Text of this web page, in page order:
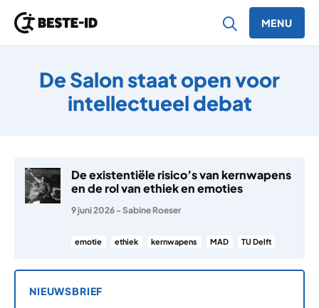
MENU
De Salon staat open voor
intellectueel debat
De existentiële risico’s van kernwapens
en de rol van ethiek en emoties
9 juni 2026 - Sabine Roeser
emotie ethiek kernwapens MAD TU Delft
NIEUWSBRIEF